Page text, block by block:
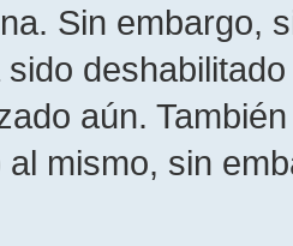
Sin embargo,
aún.
al mismo, sin